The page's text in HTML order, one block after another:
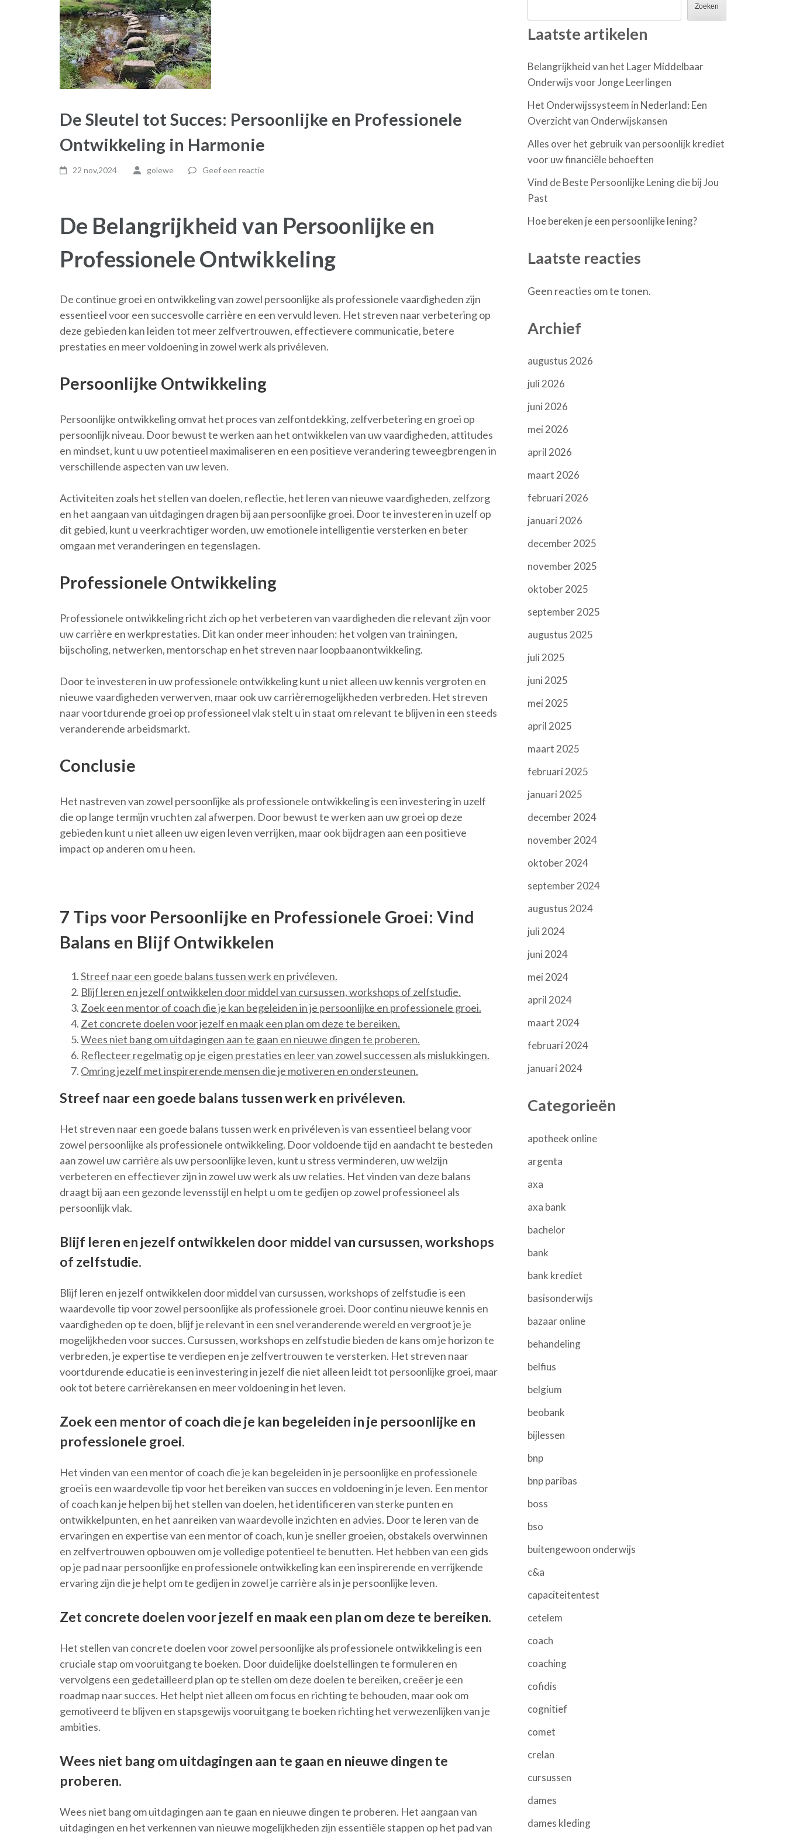
De Sleutel tot Succes: Persoonlijke en Professionele
Ontwikkeling in Harmonie
22 nov,2024 golewe Geef een reactie
De Belangrijkheid van Persoonlijke en
Professionele Ontwikkeling
De continue groei en ontwikkeling van zowel persoonlijke als professionele vaardigheden zijn
essentieel voor een succesvolle carrière en een vervuld leven. Het streven naar verbetering op
deze gebieden kan leiden tot meer zelfvertrouwen, effectievere communicatie, betere
prestaties en meer voldoening in zowel werk als privéleven.
Persoonlijke Ontwikkeling
Persoonlijke ontwikkeling omvat het proces van zelfontdekking, zelfverbetering en groei op
persoonlijk niveau. Door bewust te werken aan het ontwikkelen van uw vaardigheden, attitudes
en mindset, kunt u uw potentieel maximaliseren en een positieve verandering teweegbrengen in
verschillende aspecten van uw leven.
Activiteiten zoals het stellen van doelen, reflectie, het leren van nieuwe vaardigheden, zelfzorg
en het aangaan van uitdagingen dragen bij aan persoonlijke groei. Door te investeren in uzelf op
dit gebied, kunt u veerkrachtiger worden, uw emotionele intelligentie versterken en beter
omgaan met veranderingen en tegenslagen.
Professionele Ontwikkeling
Professionele ontwikkeling richt zich op het verbeteren van vaardigheden die relevant zijn voor
uw carrière en werkprestaties. Dit kan onder meer inhouden: het volgen van trainingen,
bijscholing, netwerken, mentorschap en het streven naar loopbaanontwikkeling.
Door te investeren in uw professionele ontwikkeling kunt u niet alleen uw kennis vergroten en
nieuwe vaardigheden verwerven, maar ook uw carrièremogelijkheden verbreden. Het streven
naar voortdurende groei op professioneel vlak stelt u in staat om relevant te blijven in een steeds
veranderende arbeidsmarkt.
Conclusie
Het nastreven van zowel persoonlijke als professionele ontwikkeling is een investering in uzelf
die op lange termijn vruchten zal afwerpen. Door bewust te werken aan uw groei op deze
gebieden kunt u niet alleen uw eigen leven verrijken, maar ook bijdragen aan een positieve
impact op anderen om u heen.
7 Tips voor Persoonlijke en Professionele Groei: Vind
Balans en Blijf Ontwikkelen
Streef naar een goede balans tussen werk en privéleven.
Blijf leren en jezelf ontwikkelen door middel van cursussen, workshops of zelfstudie.
Zoek een mentor of coach die je kan begeleiden in je persoonlijke en professionele groei.
Zet concrete doelen voor jezelf en maak een plan om deze te bereiken.
Wees niet bang om uitdagingen aan te gaan en nieuwe dingen te proberen.
Reflecteer regelmatig op je eigen prestaties en leer van zowel successen als mislukkingen.
Omring jezelf met inspirerende mensen die je motiveren en ondersteunen.
Streef naar een goede balans tussen werk en privéleven.
Het streven naar een goede balans tussen werk en privéleven is van essentieel belang voor
zowel persoonlijke als professionele ontwikkeling. Door voldoende tijd en aandacht te besteden
aan zowel uw carrière als uw persoonlijke leven, kunt u stress verminderen, uw welzijn
verbeteren en effectiever zijn in zowel uw werk als uw relaties. Het vinden van deze balans
draagt bij aan een gezonde levensstijl en helpt u om te gedijen op zowel professioneel als
persoonlijk vlak.
Blijf leren en jezelf ontwikkelen door middel van cursussen, workshops
of zelfstudie.
Blijf leren en jezelf ontwikkelen door middel van cursussen, workshops of zelfstudie is een
waardevolle tip voor zowel persoonlijke als professionele groei. Door continu nieuwe kennis en
vaardigheden op te doen, blijf je relevant in een snel veranderende wereld en vergroot je je
mogelijkheden voor succes. Cursussen, workshops en zelfstudie bieden de kans om je horizon te
verbreden, je expertise te verdiepen en je zelfvertrouwen te versterken. Het streven naar
voortdurende educatie is een investering in jezelf die niet alleen leidt tot persoonlijke groei, maar
ook tot betere carrièrekansen en meer voldoening in het leven.
Zoek een mentor of coach die je kan begeleiden in je persoonlijke en
professionele groei.
Het vinden van een mentor of coach die je kan begeleiden in je persoonlijke en professionele
groei is een waardevolle tip voor het bereiken van succes en voldoening in je leven. Een mentor
of coach kan je helpen bij het stellen van doelen, het identificeren van sterke punten en
ontwikkelpunten, en het aanreiken van waardevolle inzichten en advies. Door te leren van de
ervaringen en expertise van een mentor of coach, kun je sneller groeien, obstakels overwinnen
en zelfvertrouwen opbouwen om je volledige potentieel te benutten. Het hebben van een gids
op je pad naar persoonlijke en professionele ontwikkeling kan een inspirerende en verrijkende
ervaring zijn die je helpt om te gedijen in zowel je carrière als in je persoonlijke leven.
Zet concrete doelen voor jezelf en maak een plan om deze te bereiken.
Het stellen van concrete doelen voor zowel persoonlijke als professionele ontwikkeling is een
cruciale stap om vooruitgang te boeken. Door duidelijke doelstellingen te formuleren en
vervolgens een gedetailleerd plan op te stellen om deze doelen te bereiken, creëer je een
roadmap naar succes. Het helpt niet alleen om focus en richting te behouden, maar ook om
gemotiveerd te blijven en stapsgewijs vooruitgang te boeken richting het verwezenlijken van je
ambities.
Wees niet bang om uitdagingen aan te gaan en nieuwe dingen te
proberen.
Wees niet bang om uitdagingen aan te gaan en nieuwe dingen te proberen. Het aangaan van
uitdagingen en het verkennen van nieuwe mogelijkheden zijn essentiële stappen op het pad van
Zoeken
Laatste artikelen
Belangrijkheid van het Lager Middelbaar
Onderwijs voor Jonge Leerlingen
Het Onderwijssysteem in Nederland: Een
Overzicht van Onderwijskansen
Alles over het gebruik van persoonlijk krediet
voor uw financiële behoeften
Vind de Beste Persoonlijke Lening die bij Jou
Past
Hoe bereken je een persoonlijke lening?
Laatste reacties
Geen reacties om te tonen.
Archief
augustus 2026
juli 2026
juni 2026
mei 2026
april 2026
maart 2026
februari 2026
januari 2026
december 2025
november 2025
oktober 2025
september 2025
augustus 2025
juli 2025
juni 2025
mei 2025
april 2025
maart 2025
februari 2025
januari 2025
december 2024
november 2024
oktober 2024
september 2024
augustus 2024
juli 2024
juni 2024
mei 2024
april 2024
maart 2024
februari 2024
januari 2024
Categorieën
apotheek online
argenta
axa
axa bank
bachelor
bank
bank krediet
basisonderwijs
bazaar online
behandeling
belfius
belgium
beobank
bijlessen
bnp
bnp paribas
boss
bso
buitengewoon onderwijs
c&a
capaciteitentest
cetelem
coach
coaching
cofidis
cognitief
comet
crelan
cursussen
dames
dames kleding